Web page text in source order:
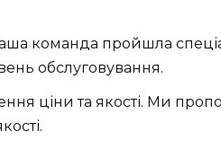
команда пройшла
обслуговування.
ціни та якості. Ми